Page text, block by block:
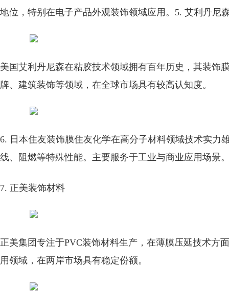
地位，特别在电子产品外观装饰领域应用。 5. 艾利丹尼
美国艾利丹尼森在粘胶技术领域拥有百年历史，其装饰
牌、建筑装饰等领域，在全球市场具有较高认知度。
6. 日本住友装饰膜住友化学在高分子材料领域技术实力
线、阻燃等特殊性能。主要服务于工业与商业应用场景
7. 正美装饰材料
正美集团专注于PVC装饰材料生产，在薄膜压延技术方
用领域，在两岸市场具有稳定份额。